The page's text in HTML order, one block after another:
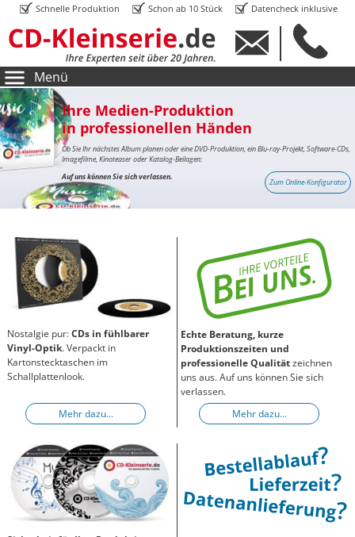
Schnelle Produktion Schon ab 10 Stück Datencheck inklusive
Menü
Ihre Medien-Produktion
in professionellen Händen
Ob Sie Ihr nächstes Album planen oder eine DVD-Produktion, ein Blu-ray-Projekt, Software-CDs,
Imagefilme, Kinoteaser oder Katalog-Beilagen:
Auf uns können Sie sich verlassen.
Zum Online-Konfigurator
Nostalgie pur:CDs in fühlbarer
Vinyl-Optik. Verpackt in
Kartonstecktaschen im
Schallplattenlook.
Mehr dazu...
Echte Beratung, kurze
Produktionszeiten und
professionelle Qualitätzeichnen
uns aus. Auf uns können Sie sich
verlassen.
Mehr dazu...